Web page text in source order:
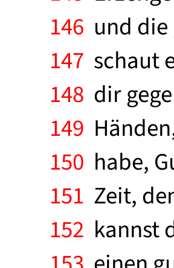
146 und
147 schaut
148 dir
149
150 habe,
151 Zeit,
152 kannst